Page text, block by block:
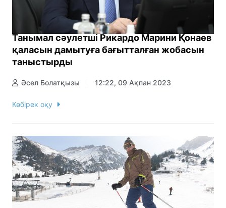
Танымал сәулетші Рикардо Марини Қонаев
қаласын дамытуға бағытталған жобасын
таныстырды
Әсел Болатқызы 12:22, 09 Ақпан 2023
Көбірек оқу